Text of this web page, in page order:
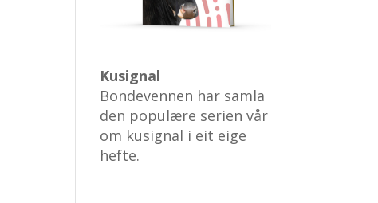
Kusignal
Bondevennen har samla
den populære serien vår
om kusignal i eit eige
hefte.